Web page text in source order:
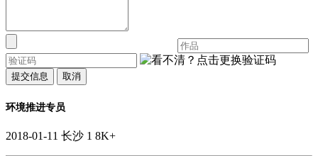
提交信息 取消
环境推进专员
2018-01-11 长沙 1 8K+